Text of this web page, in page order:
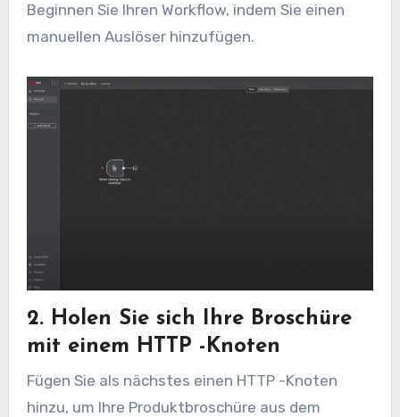
Beginnen Sie Ihren Workflow, indem Sie einen
manuellen Auslöser hinzufügen.
2. Holen Sie sich Ihre Broschüre
mit einem HTTP -Knoten
Fügen Sie als nächstes einen HTTP -Knoten
hinzu, um Ihre Produktbroschüre aus dem